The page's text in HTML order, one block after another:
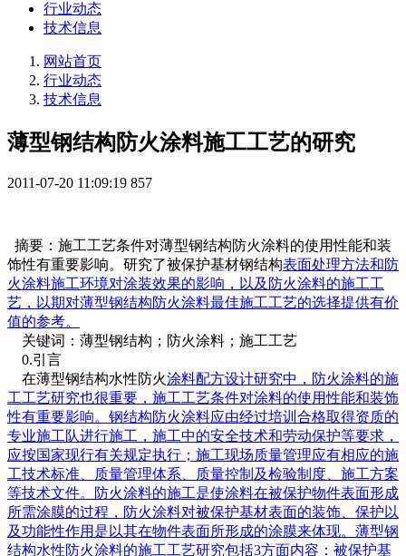
行业动态
技术信息
网站首页
行业动态
技术信息
薄型钢结构防火涂料施工工艺的研究
2011-07-20 11:09:19 857
摘要：施工工艺条件对薄型钢结构防火涂料的使用性能和装
饰性有重要影响。研究了被保护基材钢结构表面处理方法和防
火涂料施工环境对涂装效果的影响，以及防火涂料的施工工
艺，以期对薄型钢结构防火涂料最佳施工工艺的选择提供有价
值的参考。
关键词：薄型钢结构；防火涂料；施工工艺
0.引言
在薄型钢结构水性防火涂料配方设计研究中，防火涂料的施
工工艺研究也很重要，施工工艺条件对涂料的使用性能和装饰
性有重要影响。钢结构防火涂料应由经过培训合格取得资质的
专业施工队进行施工，施工中的安全技术和劳动保护等要求，
应按国家现行有关规定执行；施工现场质量管理应有相应的施
工技术标准、质量管理体系、质量控制及检验制度、施工方案
等技术文件。防火涂料的施工是使涂料在被保护物件表面形成
所需涂膜的过程，防火涂料对被保护基材表面的装饰、保护以
及功能性作用是以其在物件表面所形成的涂膜来体现。薄型钢
结构水性防火涂料的施工工艺研究包括3方面内容：被保护基